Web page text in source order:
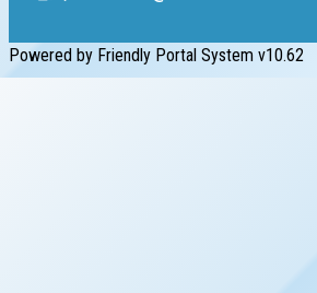
Powered by Friendly Portal System v10.62